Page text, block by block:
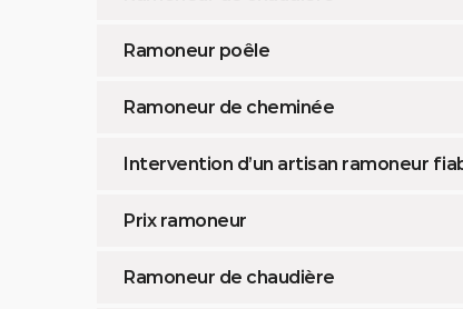
Ramoneur poêle
Ramoneur de cheminée
Intervention d’un artisan ramoneur
Prix ramoneur
Ramoneur de chaudière